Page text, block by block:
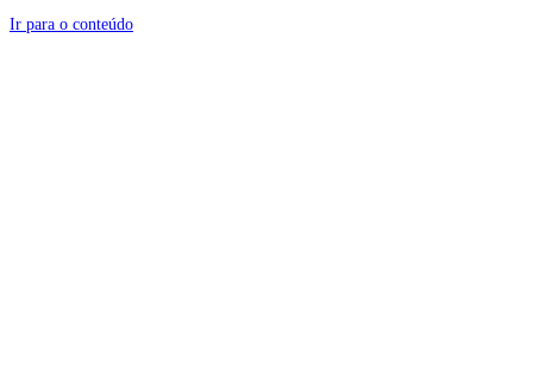
Ir para o conteúdo